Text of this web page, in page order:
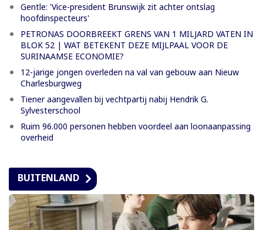
Gentle: 'Vice-president Brunswijk zit achter ontslag
hoofdinspecteurs'
PETRONAS DOORBREEKT GRENS VAN 1 MILJARD VATEN IN
BLOK 52 | WAT BETEKENT DEZE MIJLPAAL VOOR DE
SURINAAMSE ECONOMIE?
12-jarige jongen overleden na val van gebouw aan Nieuw
Charlesburgweg
Tiener aangevallen bij vechtpartij nabij Hendrik G.
Sylvesterschool
Ruim 96.000 personen hebben voordeel aan loonaanpassing
overheid
BUITENLAND